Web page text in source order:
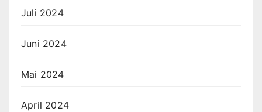
Juli 2024
Juni 2024
Mai 2024
April 2024